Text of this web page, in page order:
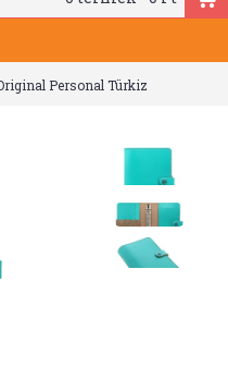
Personal Türkiz